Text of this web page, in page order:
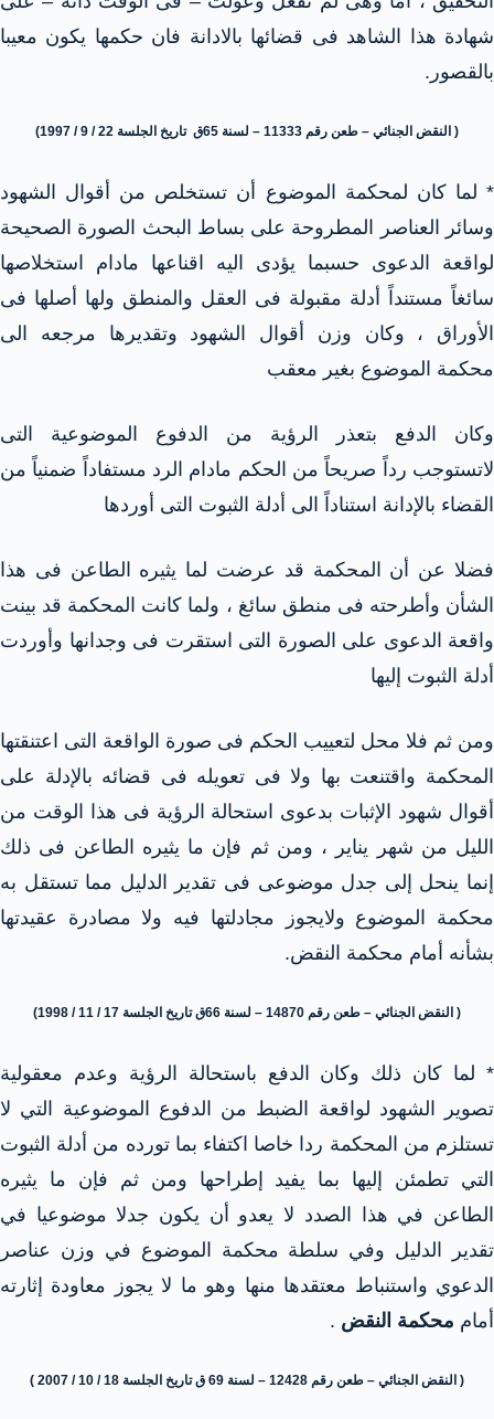
شهادة هذا الشاهد فى قضائها بالادانة فان حكمها يكون معيبا
بالقصور.
( النقض الجنائي – طعن رقم 11333 – لسنة 65ق تاريخ الجلسة 22 / 9 / 1997)
* لما كان لمحكمة الموضوع أن تستخلص من أقوال الشهود
وسائر العناصر المطروحة على بساط البحث الصورة الصحيحة
لواقعة الدعوى حسبما يؤدى اليه اقناعها مادام استخلاصها
سائغاً مستنداً أدلة مقبولة فى العقل والمنطق ولها أصلها فى
الأوراق ، وكان وزن أقوال الشهود وتقديرها مرجعه الى
محكمة الموضوع بغير معقب
وكان الدفع بتعذر الرؤية من الدفوع الموضوعية التى
لاتستوجب رداً صريحاً من الحكم مادام الرد مستفاداً ضمنياً من
القضاء بالإدانة استناداً الى أدلة الثبوت التى أوردها
فضلا عن أن المحكمة قد عرضت لما يثيره الطاعن فى هذا
الشأن وأطرحته فى منطق سائغ ، ولما كانت المحكمة قد بينت
واقعة الدعوى على الصورة التى استقرت فى وجدانها وأوردت
أدلة الثبوت إليها
ومن ثم فلا محل لتعييب الحكم فى صورة الواقعة التى اعتنقتها
المحكمة واقتنعت بها ولا فى تعويله فى قضائه بالإدلة على
أقوال شهود الإثبات بدعوى استحالة الرؤية فى هذا الوقت من
الليل من شهر يناير ، ومن ثم فإن ما يثيره الطاعن فى ذلك
إنما ينحل إلى جدل موضوعى فى تقدير الدليل مما تستقل به
محكمة الموضوع ولايجوز مجادلتها فيه ولا مصادرة عقيدتها
بشأنه أمام محكمة النقض.
( النقض الجنائي – طعن رقم 14870 – لسنة 66ق تاريخ الجلسة 17 / 11 / 1998)
* لما كان ذلك وكان الدفع باستحالة الرؤية وعدم معقولية
تصوير الشهود لواقعة الضبط من الدفوع الموضوعية التي لا
تستلزم من المحكمة ردا خاصا اكتفاء بما تورده من أدلة الثبوت
التي تطمئن إليها بما يفيد إطراحها ومن ثم فإن ما يثيره
الطاعن في هذا الصدد لا يعدو أن يكون جدلا موضوعيا في
تقدير الدليل وفي سلطة محكمة الموضوع في وزن عناصر
الدعوي واستنباط معتقدها منها وهو ما لا يجوز معاودة إثارته
أمام محكمة النقض .
( النقض الجنائي – طعن رقم 12428 – لسنة 69 ق تاريخ الجلسة 18 / 10 / 2007 )